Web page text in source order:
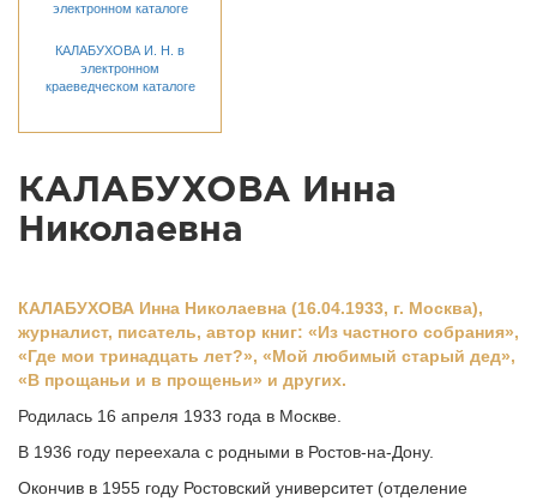
электронном каталоге
КАЛАБУХОВА И. Н. в
электронном
краеведческом каталоге
КАЛАБУХОВА Инна
Николаевна
КАЛАБУХОВА Инна Николаевна (16.04.1933, г. Москва),
журналист, писатель, автор книг: «Из частного собрания»,
«Где мои тринадцать лет?», «Мой любимый старый дед»,
«В прощаньи и в прощеньи» и других.
Родилась 16 апреля 1933 года в Москве.
В 1936 году переехала с родными в Ростов-на-Дону.
Окончив в 1955 году Ростовский университет (отделение